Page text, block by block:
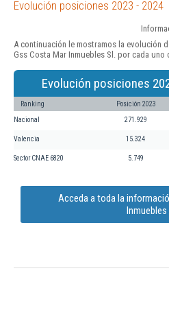
Evolución posiciones 2023 - 2024
A continuación le mostramos la evolución
Gss Costa Mar Inmuebles Sl. por cada
Evolución posiciones
Ranking Posición 2023
Nacional 271.929
Valencia 15.324
Sector CNAE 6820 5.749
Acceda a toda la
Inmuebles